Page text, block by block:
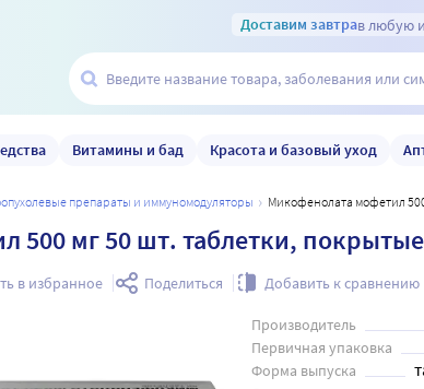
Доставим завтрав любую
Витамины и бад Красота и базовый уход
препараты и иммуномодуляторы Микофенолата мофетил
500 мг 50 шт. таблетки,
в избранное Поделиться Добавить к сравнению
Производитель
Первичная упаковка
Форма выпуска